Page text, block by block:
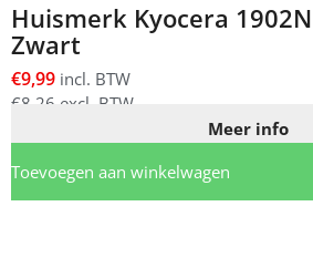
Huismerk Kyocera
Zwart
€9,99 incl. BTW
€8,26 excl. BTW
Meer info
Toevoegen aan winkelwagen